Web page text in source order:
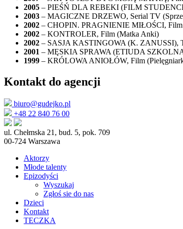
2005 – PIEŚŃ DLA REBEKI (FILM
2003 – MAGICZNE DRZEWO, Serial TV
2002 – CHOPIN. PRAGNIENIE MIŁOŚCI,
2002 – KONTROLER, Film (Matka Anki)
2002 – SASJA KASTINGOWA (K. ZANUSSI),
2001 – MĘSKIA SPRAWA (ETIUDA
1999 – KRÓLOWA ANIOŁÓW, Film
Kontakt do agencji
biuro@gudejko.pl
+48 22 840 76 00
ul. Chełmska 21, bud. 5, pok. 709
00-724 Warszawa
Aktorzy
Młode talenty
Epizodyści
Wyszukaj
Zgłoś sie do nas
Dzieci
Kontakt
TECZKA